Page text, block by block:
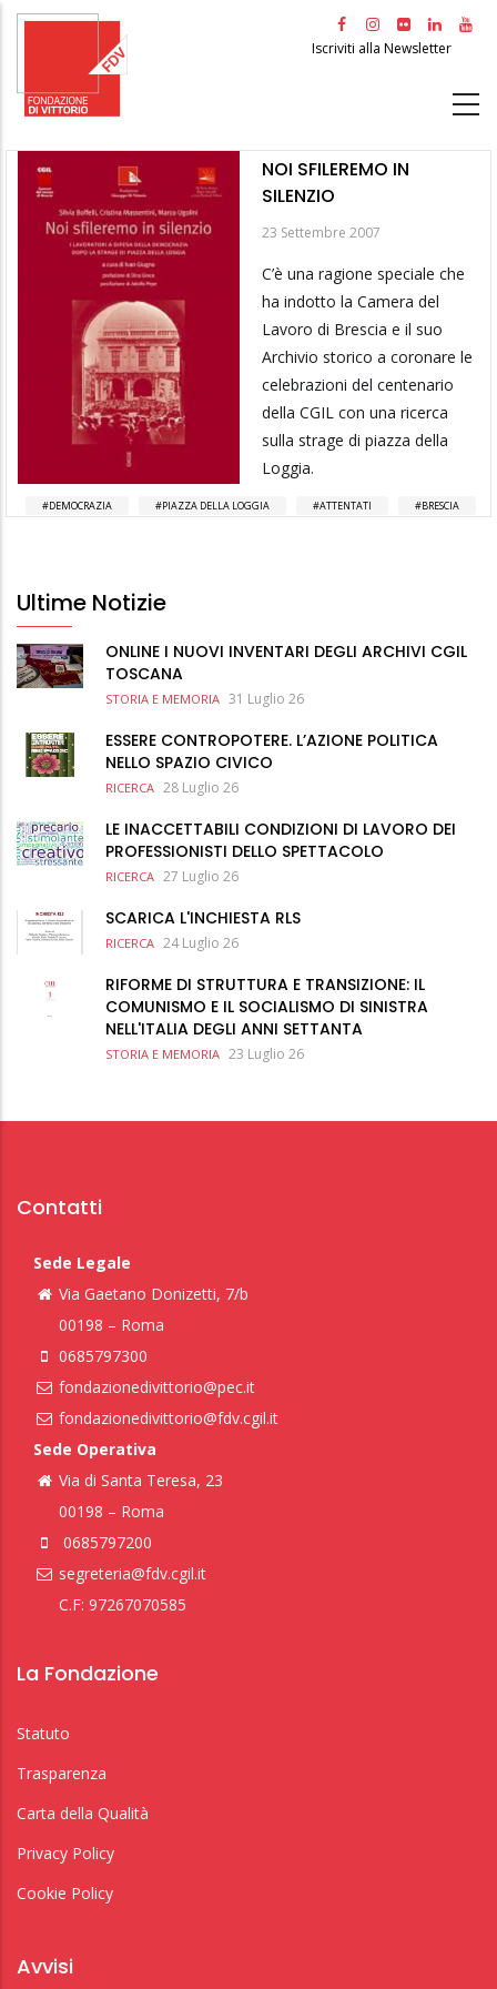
Salta
principale
Iscriviti alla Newsletter
NOI SFILEREMO IN
SILENZIO
23 Settembre 2007
C’è una ragione speciale che
ha indotto la Camera del
Lavoro di Brescia e il suo
Archivio storico a coronare le
celebrazioni del centenario
della CGIL con una ricerca
sulla strage di piazza della
Loggia.
DEMOCRAZIA PIAZZA DELLA LOGGIA ATTENTATI BRESCIA
Ultime Notizie
ONLINE I NUOVI INVENTARI DEGLI ARCHIVI CGIL
TOSCANA
STORIA E MEMORIA 31 Luglio 26
ESSERE CONTROPOTERE. L’AZIONE POLITICA
NELLO SPAZIO CIVICO
RICERCA 28 Luglio 26
LE INACCETTABILI CONDIZIONI DI LAVORO DEI
PROFESSIONISTI DELLO SPETTACOLO
RICERCA 27 Luglio 26
SCARICA L'INCHIESTA RLS
RICERCA 24 Luglio 26
RIFORME DI STRUTTURA E TRANSIZIONE: IL
COMUNISMO E IL SOCIALISMO DI SINISTRA
NELL'ITALIA DEGLI ANNI SETTANTA
STORIA E MEMORIA 23 Luglio 26
Contatti
Sede Legale
Via Gaetano Donizetti, 7/b
00198 – Roma
0685797300
fondazionedivittorio@pec.it
fondazionedivittorio@fdv.cgil.it
Sede Operativa
Via di Santa Teresa, 23
00198 – Roma
0685797200
segreteria@fdv.cgil.it
C.F: 97267070585
La Fondazione
Statuto
Trasparenza
Carta della Qualità
Privacy Policy
Cookie Policy
Avvisi